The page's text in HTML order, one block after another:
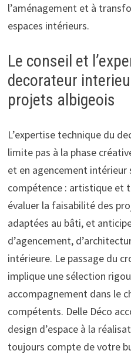
l’aménagement et à
espaces intérieurs.
Le conseil et
decorateur
projets albigeois
L’expertise technique du
limite pas à la phase
et en agencement intérieur
compétence : artistique et
évaluer la faisabilité des
adaptées au bâti, et
d’agencement,
intérieure. Le passage du
implique une sélection
accompagnement dans le
compétents. Delle Déco
design d’espace à la
toujours compte de votre